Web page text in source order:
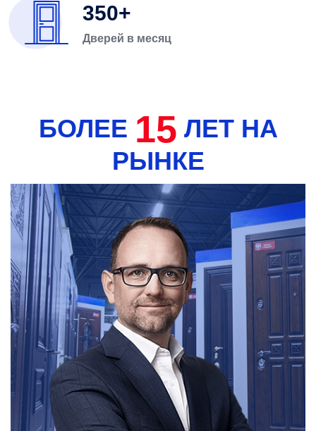
350
Дверей в месяц
БОЛЕЕ 15 ЛЕТ НА
РЫНКЕ